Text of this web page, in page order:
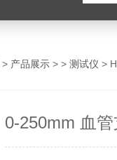
> 产品展示 > > 测试仪 >
0-250mm 血